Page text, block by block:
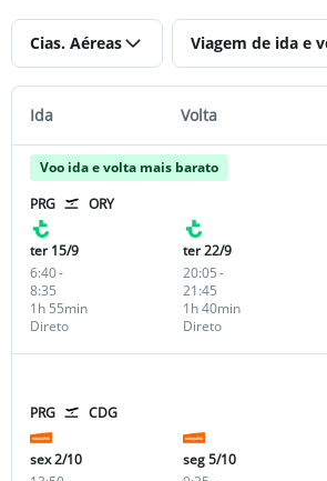
Cias. Aéreas Viagem de ida e
Ida Volta
Voo ida e volta mais barato
PRG
ORY
ter 15/9
6:40-
8:35
Direto
1h 55min
ter 22/9
20:05-
21:45
Direto
1h 40min
PRG CDG
sex 2/10
seg 5/10